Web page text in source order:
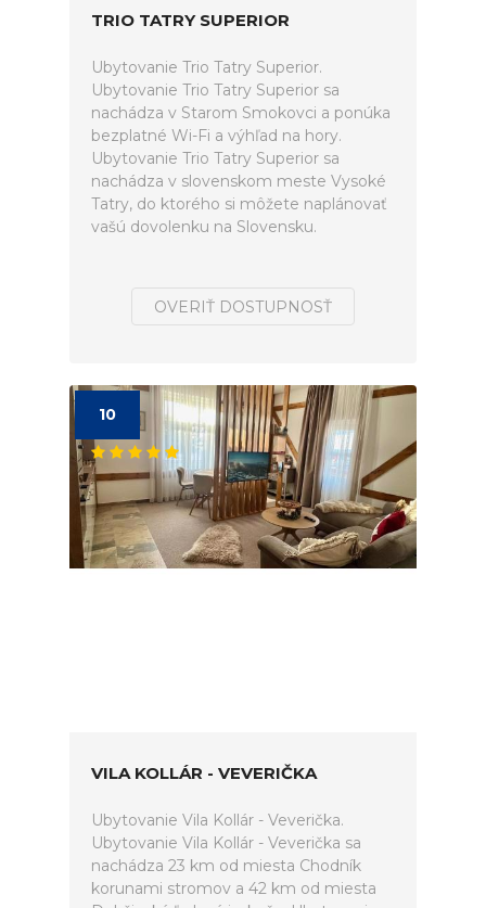
TRIO TATRY SUPERIOR
Ubytovanie Trio Tatry Superior.
Ubytovanie Trio Tatry Superior sa
nachádza v Starom Smokovci a ponúka
bezplatné Wi-Fi a výhľad na hory.
Ubytovanie Trio Tatry Superior sa
nachádza v slovenskom meste Vysoké
Tatry, do ktorého si môžete naplánovať
vašú dovolenku na Slovensku.
OVERIŤ DOSTUPNOSŤ
10
VILA KOLLÁR - VEVERIČKA
Ubytovanie Vila Kollár - Veverička.
Ubytovanie Vila Kollár - Veverička sa
nachádza 23 km od miesta Chodník
korunami stromov a 42 km od miesta